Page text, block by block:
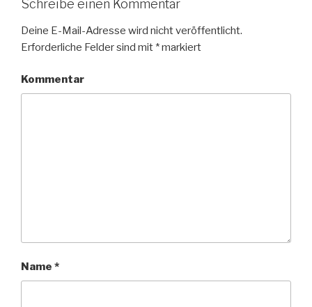
Schreibe einen Kommentar
Deine E-Mail-Adresse wird nicht veröffentlicht.
Erforderliche Felder sind mit *markiert
Kommentar
Name *